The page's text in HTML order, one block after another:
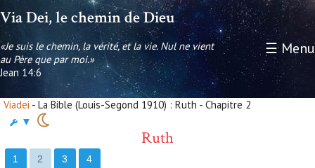
Via Dei, le chemin de Dieu
«Je suis le chemin, la vérité, et la vie. Nul ne vient
au Père que par moi.»
Jean 14:6
☰ Menu
Viadei - La Bible (Louis-Segond 1910) : Ruth - Chapitre 2
▼
Ruth
1 2 3 4